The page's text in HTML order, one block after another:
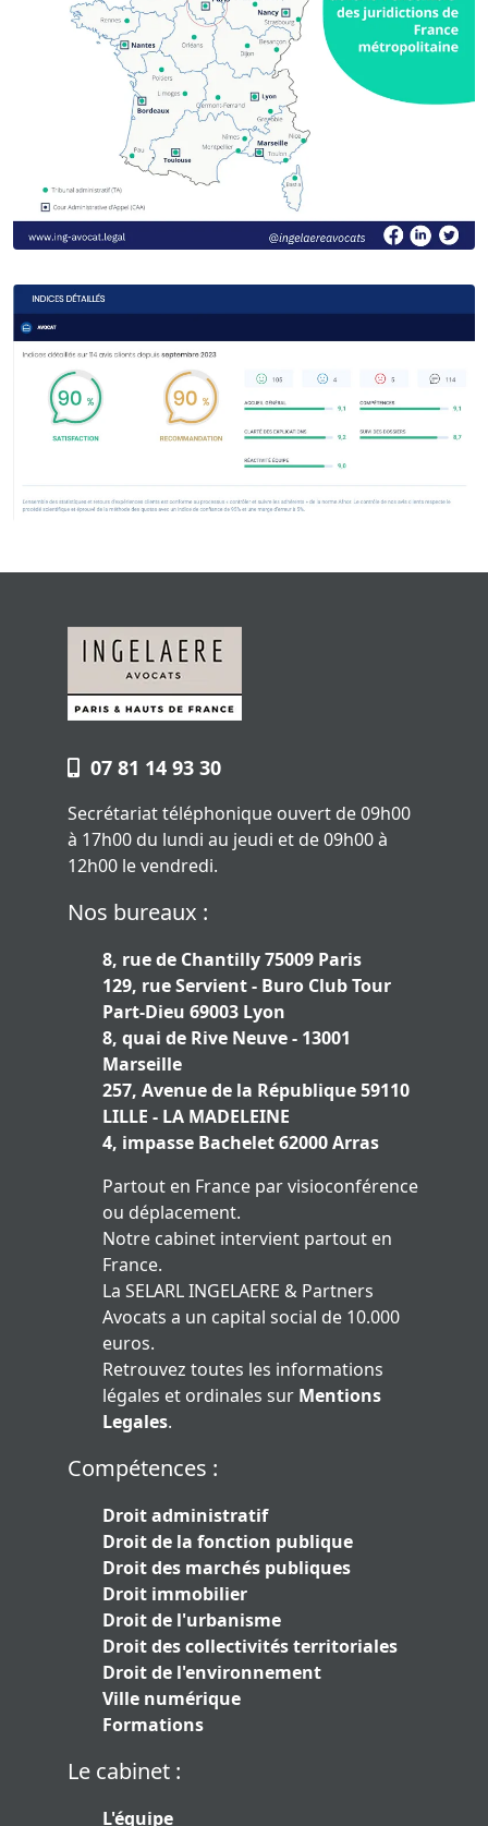
07 81 14 93 30
Secrétariat téléphonique ouvert de 09h00
à 17h00 du lundi au jeudi et de 09h00 à
12h00 le vendredi.
Nos bureaux :
8, rue de Chantilly 75009 Paris
129, rue Servient - Buro Club Tour
Part-Dieu 69003 Lyon
8, quai de Rive Neuve - 13001
Marseille
257, Avenue de la République 59110
LILLE - LA MADELEINE
4, impasse Bachelet 62000 Arras
Partout en France par visioconférence
ou déplacement.
Notre cabinet intervient partout en
France.
La SELARL INGELAERE & Partners
Avocats a un capital social de 10.000
euros.
Retrouvez toutes les informations
légales et ordinales sur Mentions
Legales.
Compétences :
Droit administratif
Droit de la fonction publique
Droit des marchés publiques
Droit immobilier
Droit de l'urbanisme
Droit des collectivités territoriales
Droit de l'environnement
Ville numérique
Formations
Le cabinet :
L'équipe